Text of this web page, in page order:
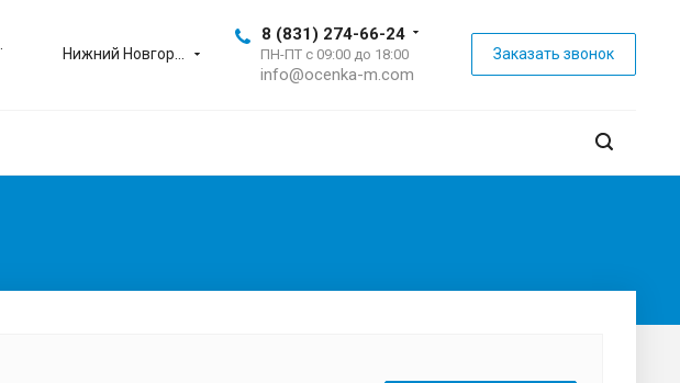
Нижний Новгород
8 (831) 274-66-24
ПН-ПТ с 09:00 до 18:00
info@ocenka-m.com
Заказать звонок